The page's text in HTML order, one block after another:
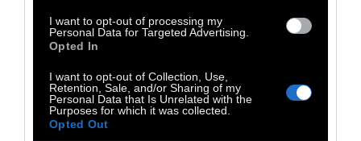
I want to opt-out of processing my
Personal Data for Targeted Advertising.
Opted In
I want to opt-out of Collection, Use,
Retention, Sale, and/or Sharing of my
Personal Data that Is Unrelated with the
Purposes for which it was collected.
Opted Out
Joanna Hogg, Jim Jarmusch και Derek
Jarman. Από το κινηματογραφικό της
ντεμπούτο, “Caravaggio” του Ντέρεκ
Τζάρμαν (1986), στην cult ταινία βαμπίρ,
Only Lovers Left Alive” του Τζιμ Τζάρμους